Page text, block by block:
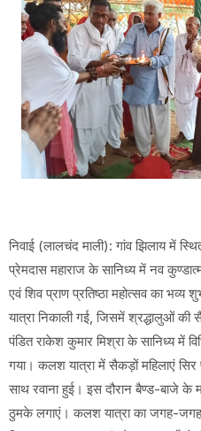
निवाई (लालचंद माली): गांव झिलाय में
प्रेमदास महाराज के सानिध्य में नव
एवं शिव प्राण प्रतिष्ठा महोत्सव का
यात्रा निकाली गई, जिसमें श्रद्धालुओं
पंडित राकेश कुमार मिश्रा के सानिध्य में
गया। कलश यात्रा में सैकड़ों महिलाएं
साथ रवाना हुई। इस दौरान बैण्ड-बाजे
ठुमके लगाएं। कलश यात्रा का जगह-जगह